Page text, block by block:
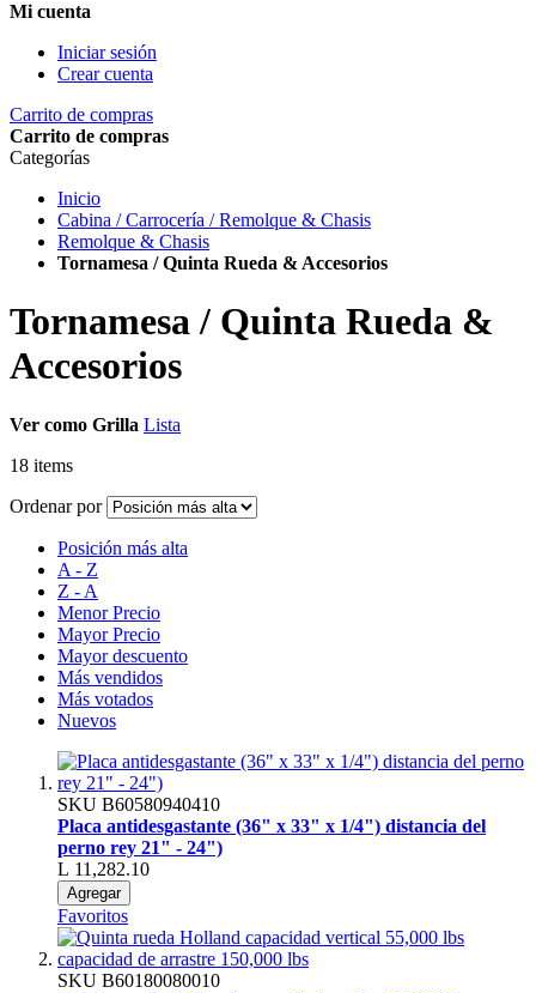
Mi cuenta
Iniciar sesión
Crear cuenta
Carrito de compras
Carrito de compras
Categorías
Inicio
Cabina / Carrocería / Remolque & Chasis
Remolque & Chasis
Tornamesa / Quinta Rueda & Accesorios
Tornamesa / Quinta Rueda &
Accesorios
Ver como Grilla Lista
18 items
Ordenar por
Posición más alta
A - Z
Z - A
Menor Precio
Mayor Precio
Mayor descuento
Más vendidos
Más votados
Nuevos
SKU B60580940410
Placa antidesgastante (36" x 33" x 1/4") distancia del
perno rey 21" - 24")
L 11,282.10
Agregar
Favoritos
SKU B60180080010